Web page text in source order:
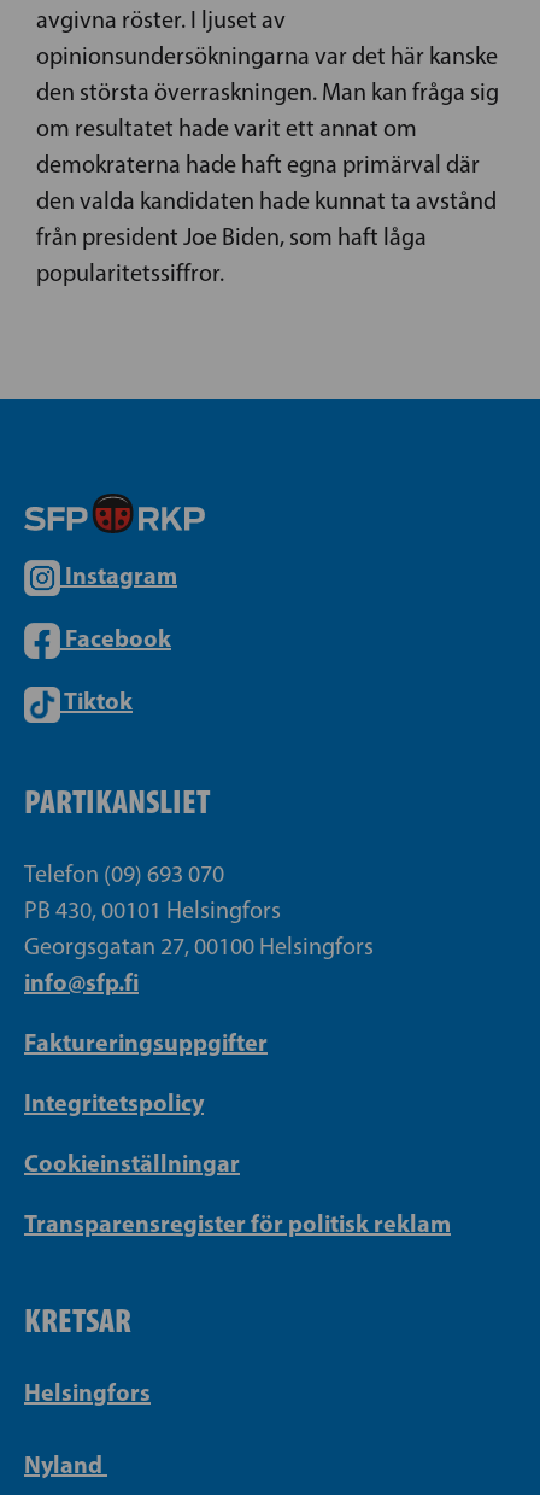
avgivna röster. I ljuset av
opinionsundersökningarna var det här kanske
den största överraskningen. Man kan fråga sig
om resultatet hade varit ett annat om
demokraterna hade haft egna primärval där
den valda kandidaten hade kunnat ta avstånd
från president Joe Biden, som haft låga
popularitetssiffror.
Instagram
Facebook
Tiktok
PARTIKANSLIET
Telefon (09) 693 070
PB 430, 00101 Helsingfors
Georgsgatan 27, 00100 Helsingfors
info@sfp.fi
Faktureringsuppgifter
Integritetspolicy
Cookieinställningar
Transparensregister för politisk reklam
KRETSAR
Helsingfors
Nyland